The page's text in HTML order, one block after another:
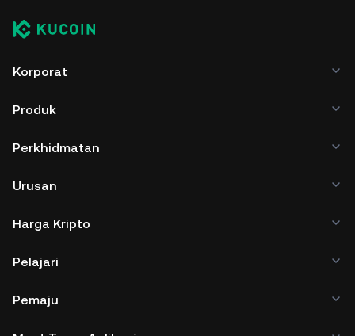
Korporat
Produk
Perkhidmatan
Urusan
Harga Kripto
Pelajari
Pemaju